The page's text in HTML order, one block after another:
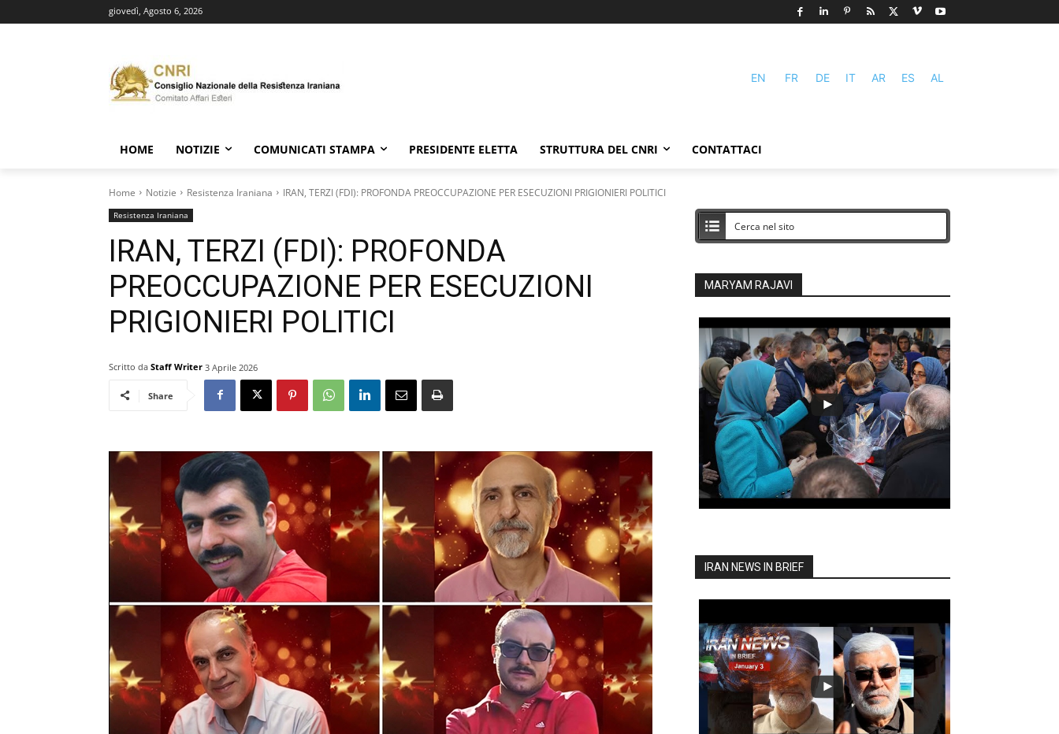
giovedì, Agosto 6, 2026
EN FR DE IT AR ES AL
HOME NOTIZIE COMUNICATI STAMPA PRESIDENTE ELETTA STRUTTURA DEL CNRI CONTATTACI
Home Notizie Resistenza Iraniana IRAN, TERZI (FDI): PROFONDA PREOCCUPAZIONE PER ESECUZIONI PRIGIONIERI POLITICI
Resistenza Iraniana
IRAN, TERZI (FDI): PROFONDA
PREOCCUPAZIONE PER ESECUZIONI
PRIGIONIERI POLITICI
Scritto da Staff Writer 3 Aprile 2026
Share
MARYAM RAJAVI
IRAN NEWS IN BRIEF